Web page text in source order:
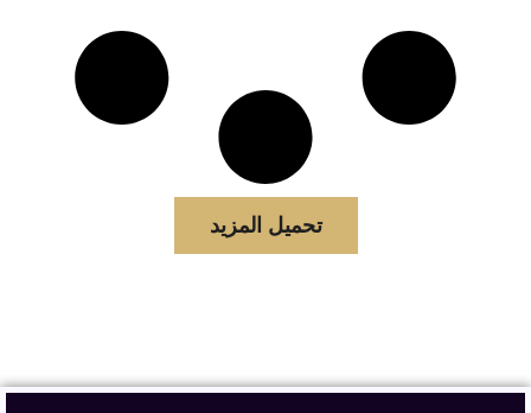
تحميل المزيد